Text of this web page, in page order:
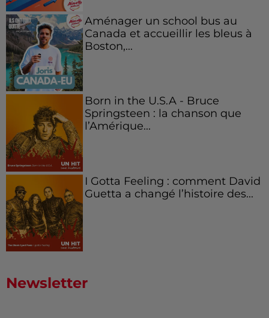
Aménager un school bus au
Canada et accueillir les bleus à
Boston,...
Born in the U.S.A - Bruce
Springsteen : la chanson que
l’Amérique...
I Gotta Feeling : comment David
Guetta a changé l’histoire des...
Newsletter